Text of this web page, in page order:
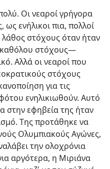
Οι νεαροί γρήγορα
ως ενήλικοι πια, πολλοί
στόχους όταν ήταν
καθόλου στόχους​—
Αλλά οι νεαροί που
στόχους
για τις
ενηλικιωθούν. Αυτό
στην εφηβεία της ήταν
Της προτάθηκε να
Ολυμπιακούς Αγώνες,
την ολοχρόνια
αργότερα, η Μιριάνα